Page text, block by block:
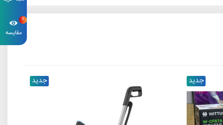
جدید جدید
مقایسه
0